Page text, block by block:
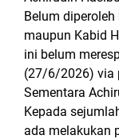
Belum
maupun Kabid
ini belum
(27/6/2026) via
Sementara
Kepada
ada melakukan